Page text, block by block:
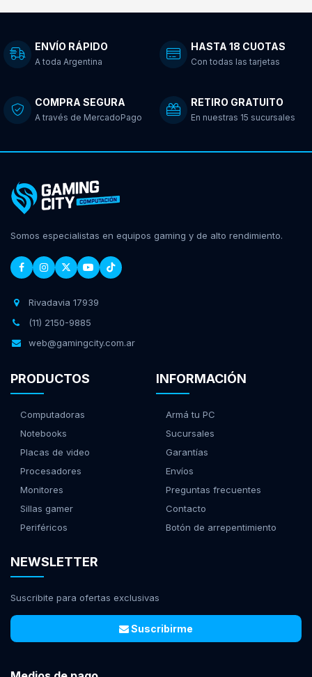
ENVÍO RÁPIDO
A toda Argentina
HASTA 18 CUOTAS
Con todas las tarjetas
COMPRA SEGURA
A través de MercadoPago
RETIRO GRATUITO
En nuestras 15 sucursales
Somos especialistas en equipos gaming y de alto rendimiento.
Rivadavia 17939
(11) 2150-9885
web@gamingcity.com.ar
PRODUCTOS
Computadoras
Notebooks
Placas de video
Procesadores
Monitores
Sillas gamer
Periféricos
INFORMACIÓN
Armá tu PC
Sucursales
Garantías
Envíos
Preguntas frecuentes
Contacto
Botón de arrepentimiento
NEWSLETTER
Suscribite para ofertas exclusivas
Suscribirme